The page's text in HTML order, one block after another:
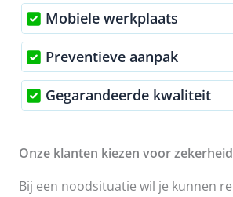
Mobiele werkplaats
Preventieve aanpak
Gegarandeerde kwaliteit
Onze klanten kiezen voor zekerheid
Bij een noodsituatie wil je kunnen